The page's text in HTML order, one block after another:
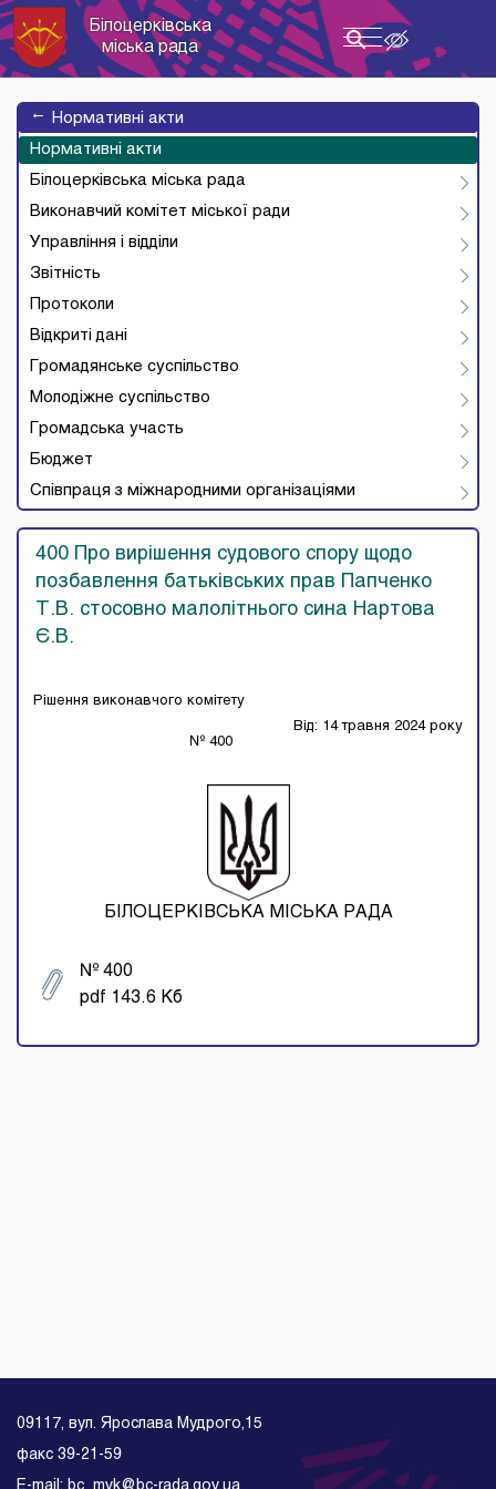
Toggle
navigation
Білоцерківська
міська рада
→
Нормативні акти
Нормативні акти
Білоцерківська міська рада
Виконавчий комітет міської ради
Управління і відділи
Звітність
Протоколи
Відкриті дані
Громадянське суспільство
Молодіжне суспільство
Громадська участь
Бюджет
Співпраця з міжнародними організаціями
400 Про вирішення судового спору щодо
позбавлення батьківських прав Папченко
Т.В. стосовно малолітнього сина Нартова
Є.В.
Рішення виконавчого комітету
№ 400
Від: 14 травня 2024 року
БІЛОЦЕРКІВСЬКА МІСЬКА РАДА
№ 400
pdf 143.6 Кб
09117, вул. Ярослава Мудрого,15
факс 39-21-59